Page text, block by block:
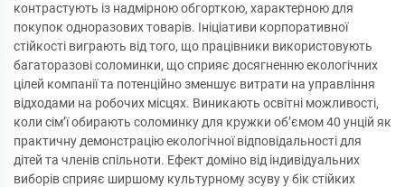
контрастують із надмірною обгорткою, характерною для
покупок одноразових товарів. Ініціативи корпоративної
стійкості виграють від того, що працівники використовують
багаторазові соломинки, що сприяє досягненню екологічних
цілей компанії та потенційно зменшує витрати на управління
відходами на робочих місцях. Виникають освітні можливості,
коли сім’ї обирають соломинку для кружки об’ємом 40 унцій як
практичну демонстрацію екологічної відповідальності для
дітей та членів спільноти. Ефект доміно від індивідуальних
виборів сприяє ширшому культурному зсуву у бік стійких